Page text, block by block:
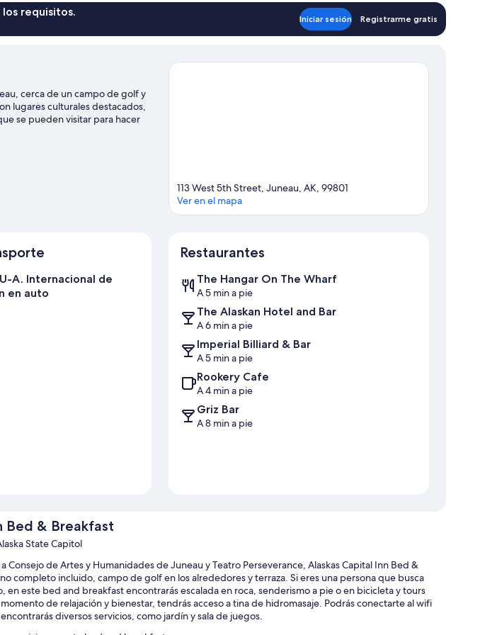
requisitos.
Iniciar sesión Registrarme gratis
cerca de un campo de golf y
lugares culturales destacados,
se pueden visitar para hacer
lugares para hacer ski cross-
113 West 5th Street, Juneau, AK, 99801
Ver en el mapa
A. Internacional de
en auto
Restaurantes
The Hangar On The Wharf
A 5 min a pie
The Alaskan Hotel and Bar
A 6 min a pie
Imperial Billiard & Bar
A 5 min a pie
Rookery Cafe
A 4 min a pie
Griz Bar
A 8 min a pie
Bed & Breakfast
State Capitol
Consejo de Artes y Humanidades de Juneau y Teatro Perseverance, Alaskas Capital Inn Bed &
completo incluido, campo de golf en los alrededores y terraza. Si eres una persona que busca
en este bed and breakfast encontrarás escalada en roca, senderismo a pie o en bicicleta y tours
de relajación y bienestar, tendrás acceso a tina de hidromasaje. Podrás conectarte al wifi
diversos servicios, como jardín y sala de juegos.